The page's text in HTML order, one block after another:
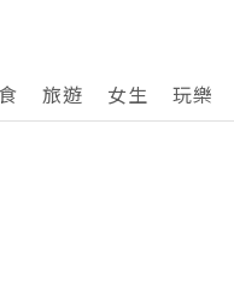
旅遊 女生 玩樂